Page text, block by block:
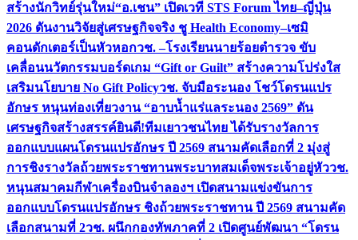
สร้างนักวิทย์รุ่นใหม่“อ.เชน” เปิดเวที STS Forum ไทย–ญี่ปุ่น
2026 ดันงานวิจัยสู่เศรษฐกิจจริง ชู Health Economy–เซมิ
คอนดักเตอร์เป็นหัวหอกวช. –โรงเรียนนายร้อยตำรวจ ขับ
เคลื่อนนวัตกรรมบอร์ดเกม “Gift or Guilt” สร้างความโปร่งใส
เสริมนโยบาย No Gift Policyวช. จับมือระนอง โชว์โดรนแปร
อักษร หนุนท่องเที่ยวงาน “อาบน้ำแร่แลระนอง 2569” ดัน
เศรษฐกิจสร้างสรรค์ยินดี!ทีมเยาวชนไทย ได้รับรางวัลการ
ออกแบบแผนโดรนแปรอักษร ปี 2569 สนามคัดเลือกที่ 2 มุ่งสู่
การชิงรางวัลถ้วยพระราชทานพระบาทสมเด็จพระเจ้าอยู่หัววช.
หนุนสมาคมกีฬาเครื่องบินจำลองฯ เปิดสนามแข่งขันการ
ออกแบบโดรนแปรอักษร ชิงถ้วยพระราชทาน ปี 2569 สนามคัด
เลือกสนามที่ 2วช. ผนึกกองทัพภาคที่ 2 เปิดศูนย์พัฒนา “โดรน